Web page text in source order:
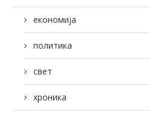
економија
политика
свет
хроника